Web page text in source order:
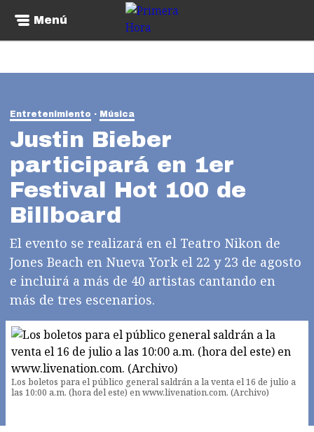
Menú
Entretenimiento Música
Justin Bieber
participará en 1er
Festival Hot 100 de
Billboard
El evento se realizará en el Teatro Nikon de
Jones Beach en Nueva York el 22 y 23 de agosto
e incluirá a más de 40 artistas cantando en
más de tres escenarios.
Los boletos para el público general saldrán a la venta el 16 de julio a
las 10:00 a.m. (hora del este) en www.livenation.com. (Archivo)